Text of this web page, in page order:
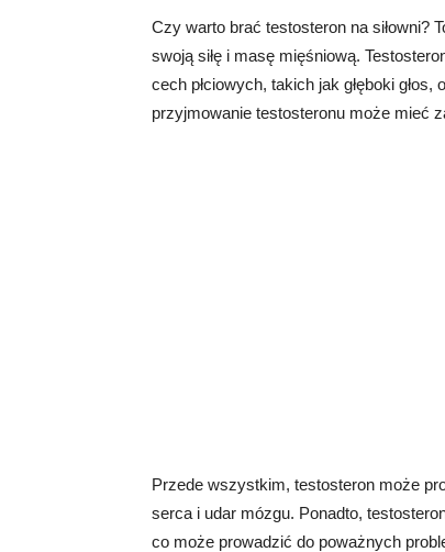
Czy warto brać testosteron na siłowni?
swoją siłę i masę mięśniową.
cech płciowych, takich jak głęboki
przyjmowanie testosteronu może mieć
Przede wszystkim, testosteron może
serca i udar mózgu. Ponadto,
co może prowadzić do poważnych